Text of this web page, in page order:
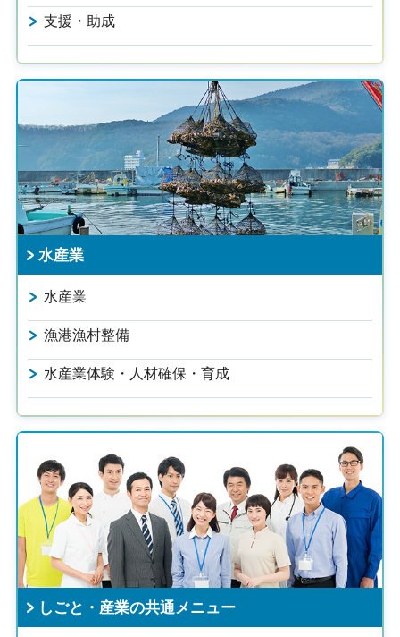
支援・助成
水産業
水産業
漁港漁村整備
水産業体験・人材確保・育成
しごと・産業の共通メニュー